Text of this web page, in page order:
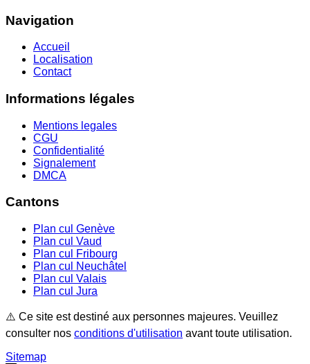
Navigation
Accueil
Localisation
Contact
Informations légales
Mentions legales
CGU
Confidentialité
Signalement
DMCA
Cantons
Plan cul Genève
Plan cul Vaud
Plan cul
Fribourg
Plan cul
Neuchâtel
Plan cul Valais
Plan cul Jura
⚠️ Ce site est destiné aux personnes majeures. Veuillez
consulter nos conditions d'utilisation avant toute utilisation.
Sitemap